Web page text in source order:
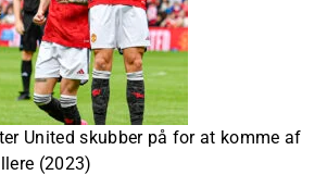
United skubber på for at komme af
(2023)